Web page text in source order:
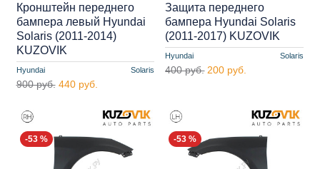
Hyundai Solaris
Кронштейн переднего
бампера левый Hyundai
Solaris (2011-2014)
KUZOVIK
900 руб. 440 руб.
Hyundai Solaris
Защита переднего
бампера Hyundai Solaris
(2011-2017) KUZOVIK
400 руб. 200 руб.
-53 % -53 %